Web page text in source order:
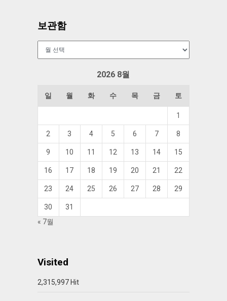
보관함
2026 8월
일 월 화 수 목 금 토
1
2 3 4 5 6 7 8
9 10 11 12 13 14 15
16 17 18 19 20 21 22
23 24 25 26 27 28 29
30
31
« 7월
Visited
2,315,997 Hit